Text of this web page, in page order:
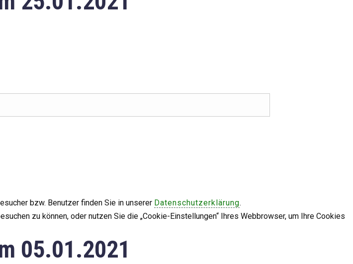
05.01.2021
bzw. Benutzer finden Sie in unserer Datenschutzerklärung.
zu können, oder nutzen Sie die „Cookie-Einstellungen“ Ihres Webbrowser, um Ihre Cookies